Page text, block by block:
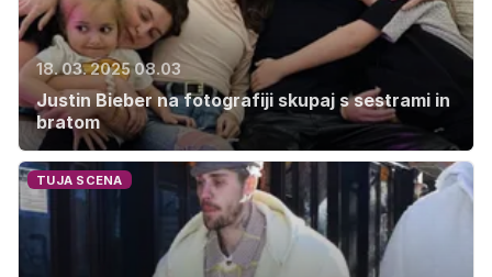
18. 03. 2025 08.03
Justin Bieber na fotografiji skupaj s sestrami in
bratom
TUJA SCENA